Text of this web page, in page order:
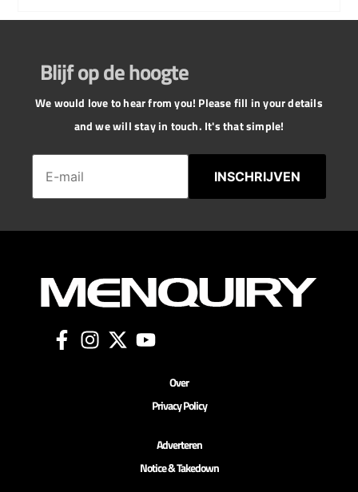
Blijf op de hoogte
We would love to hear from you! Please fill in your details
and we will stay in touch. It's that simple!
INSCHRIJVEN
Over
Privacy Policy
Adverteren
Notice & Takedown